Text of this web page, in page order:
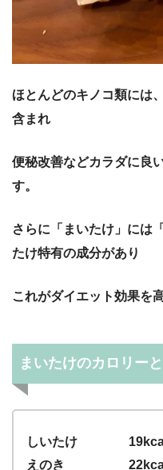
ほとんどのキノコ類には
含まれ
便秘改善などカラダに良
す。
さらに「まいたけ」には「
たけ特有の成分があり
これがダイエット効果を
まいたけのカロリー
しいたけ
えのき